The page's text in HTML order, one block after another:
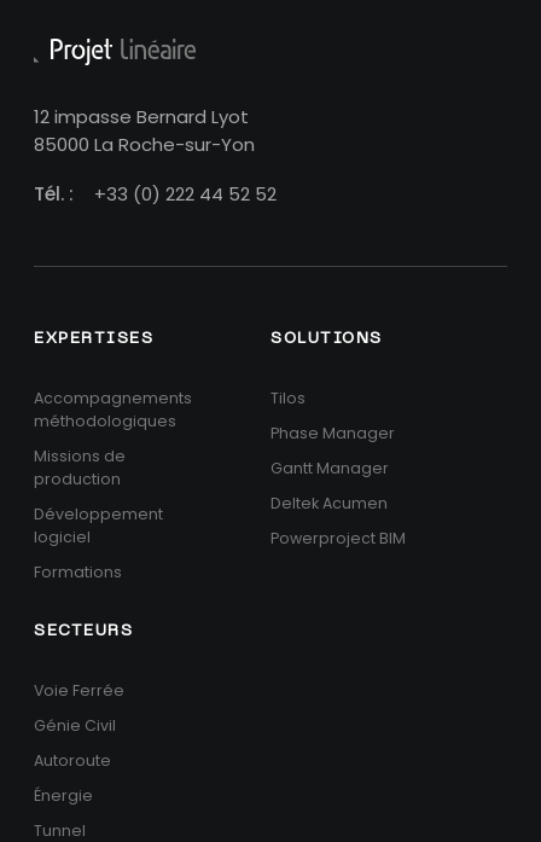
12 impasse Bernard Lyot
85000 La Roche-sur-Yon
Tél. :
+33 (0) 222 44 52 52
EXPERTISES
Accompagnements
méthodologiques
Missions de
production
Développement
logiciel
Formations
SOLUTIONS
Tilos
Phase Manager
Gantt Manager
Deltek Acumen
Powerproject BIM
SECTEURS
Voie Ferrée
Génie Civil
Autoroute
Énergie
Tunnel